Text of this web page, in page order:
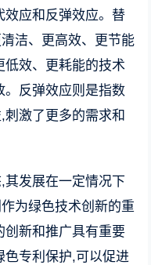
效应和反弹效应。替
洁、更高效、更节能
低效、更耗能的技术
。反弹效应则是指数
激了更多的需求和
发展在一定情况下
为绿色技术创新的重
创新和推广具有重要
色专利保护,可以促进